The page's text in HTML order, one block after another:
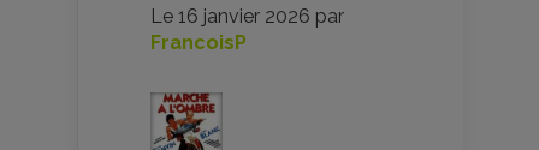
Le 16 janvier 2026 par
FrancoisP